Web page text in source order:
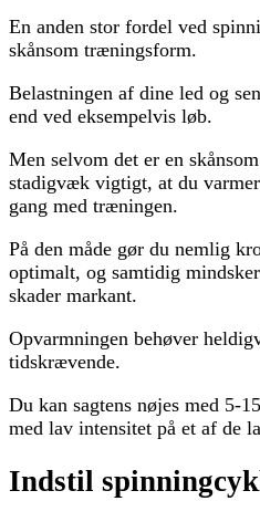
En anden stor fordel ved
skånsom træningsform.
Belastningen af dine led og
end ved eksempelvis løb.
Men selvom det er en
stadigvæk vigtigt, at du
gang med træningen.
På den måde gør du nemlig
optimalt, og samtidig
skader markant.
Opvarmningen behøver
tidskrævende.
Du kan sagtens nøjes med 5-
med lav intensitet på et af de
Indstil